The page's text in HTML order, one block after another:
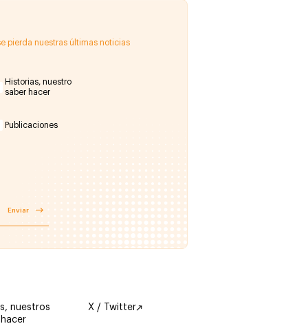
pierda nuestras últimas noticias
Historias, nuestro
saber hacer
Publicaciones
Enviar
nuestros
X / Twitter